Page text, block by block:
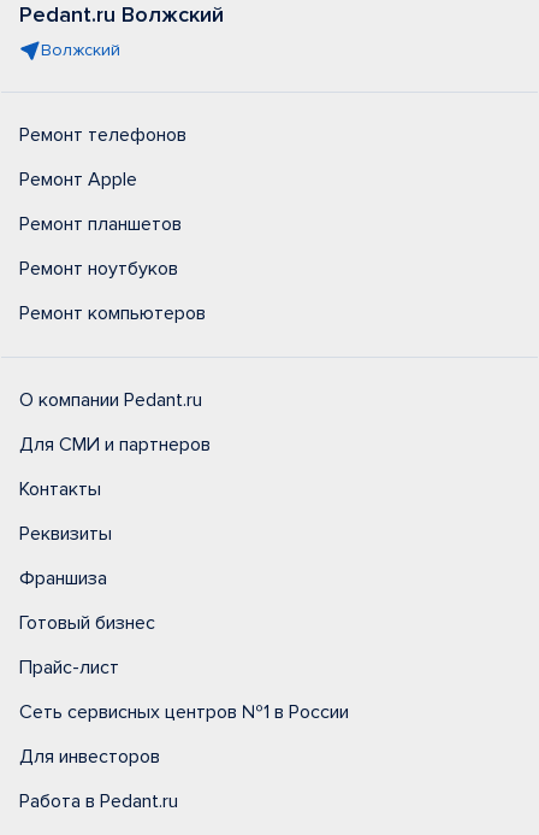
Pedant.ru Волжский
Волжский
Ремонт телефонов
Ремонт Apple
Ремонт планшетов
Ремонт ноутбуков
Ремонт компьютеров
О компании Pedant.ru
Для СМИ и партнеров
Контакты
Реквизиты
Франшиза
Готовый бизнес
Прайс-лист
Сеть сервисных центров №1 в России
Для инвесторов
Работа в Pedant.ru